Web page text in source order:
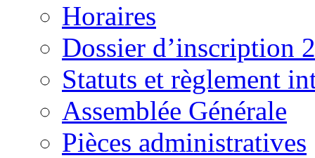
Horaires
Dossier d’inscription
Statuts et règlement
Assemblée Générale
Pièces administratives